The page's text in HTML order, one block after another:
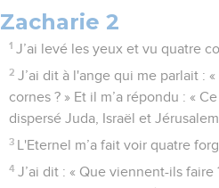
Zacharie 2
1 J’ai levé les yeux et vu quatre
2 J’ai dit à l'ange qui me parlait :
cornes ? » Et il m’a répondu : «
dispersé Juda, Israël et
3 L'Eternel m’a fait voir quatre
4 J’ai dit : « Que viennent-ils faire